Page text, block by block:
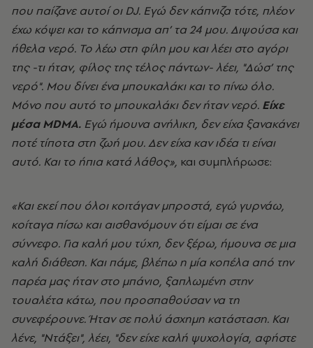
που παίζανε αυτοί οι DJ. Εγώ δεν κάπνιζα τότε, πλέον
έχω κόψει και το κάπνισμα απ’ τα 24 μου. Διψούσα και
ήθελα νερό. Το λέω στη φίλη μου και λέει στο αγόρι
της -τι ήταν, φίλος της τέλος πάντων- λέει, "Δώσ’ της
νερό". Μου δίνει ένα μπουκαλάκι και το πίνω όλο.
Μόνο που αυτό το μπουκαλάκι δεν ήταν νερό. Είχε
μέσα MDMA. Εγώ ήμουνα ανήλικη, δεν είχα ξανακάνει
ποτέ τίποτα στη ζωή μου. Δεν είχα καν ιδέα τι είναι
αυτό. Και το ήπια κατά λάθος», και συμπλήρωσε:
«Και εκεί που όλοι κοιτάγαν μπροστά, εγώ γυρνάω,
κοίταγα πίσω και αισθανόμουν ότι είμαι σε ένα
σύννεφο. Για καλή μου τύχη, δεν ξέρω, ήμουνα σε μια
καλή διάθεση. Και πάμε, βλέπω η μία κοπέλα από την
παρέα μας ήταν στο μπάνιο, ξαπλωμένη στην
τουαλέτα κάτω, που προσπαθούσαν να τη
συνεφέρουνε. Ήταν σε πολύ άσχημη κατάσταση. Και
λένε, "Ντάξει", λέει, "δεν είχε καλή ψυχολογία, αφήστε